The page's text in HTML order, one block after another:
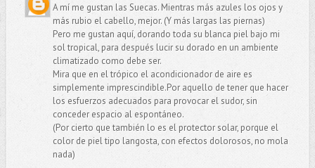
A mí me gustan las Suecas. Mientras más azules los ojos y
más rubio el cabello, mejor. (Y más largas las piernas)
Pero me gustan aquí, dorando toda su blanca piel bajo mi
sol tropical, para después lucir su dorado en un ambiente
climatizado como debe ser.
Mira que en el trópico el acondicionador de aire es
simplemente imprescindible.Por aquello de tener que hacer
los esfuerzos adecuados para provocar el sudor, sin
conceder espacio al espontáneo.
(Por cierto que también lo es el protector solar, porque el
color de piel tipo langosta, con efectos dolorosos, no mola
nada)